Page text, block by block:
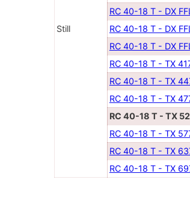
Still
RC 40-18 T - DX
RC 40-18 T - DX
RC 40-18 T - DX
RC 40-18 T - TX
RC 40-18 T - TX
RC 40-18 T - TX
RC 40-18 T - TX
RC 40-18 T - TX
RC 40-18 T - TX
RC 40-18 T - TX